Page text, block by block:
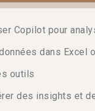
Copilot pour
dans Excel
outils
des insights et